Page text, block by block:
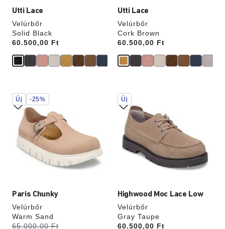
Utti Lace
Velúrbőr
Solid Black
Price:
60.500,00 Ft
Utti Lace
Velúrbőr
Cork Brown
Price:
60.500,00 Ft
Paris Chunky
Velúrbőr
Warm Sand
Volt:
65.000,00 Ft
most
k
A
színpalettával
való
interakció
frissíti
termékképet
Új -25%
Highwood Moc Lace Low
Velúrbőr
Gray Taupe
Price:
60.500,00 Ft
A
színpalettával
való
interakció
frissíti
termékképet
Új